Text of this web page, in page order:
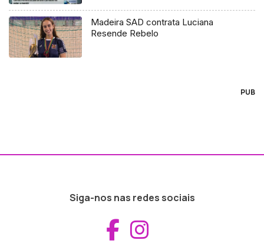
Madeira SAD contrata Luciana
Resende Rebelo
PUB
Siga-nos nas redes sociais
Aceder ao